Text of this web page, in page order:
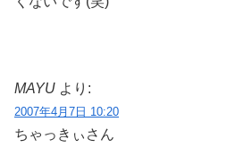
MAYU より:
2007年4月7日 10:20
ちゃっきぃさん